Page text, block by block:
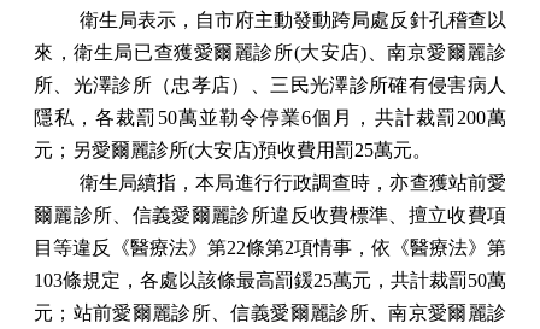
衛生局表示，自市府主動發動跨局處反針孔稽查以
來，衛生局已查獲愛爾麗診所(大安店)、南京愛爾麗診
所、光澤診所（忠孝店）、三民光澤診所確有侵害病人
隱私，各裁罰50萬並勒令停業6個月，共計裁罰200萬
元；另愛爾麗診所(大安店)預收費用罰25萬元。
衛生局續指，本局進行行政調查時，亦查獲站前愛
爾麗診所、信義愛爾麗診所違反收費標準、擅立收費項
目等違反《醫療法》第22條第2項情事，依《醫療法》第
103條規定，各處以該條最高罰鍰25萬元，共計裁罰50萬
元；站前愛爾麗診所、信義愛爾麗診所、南京愛爾麗診